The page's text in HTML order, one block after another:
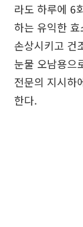
라도 하루에 6
하는 유익한
손상시키고 건
눈물 오남용으
전문의 지시하
한다.